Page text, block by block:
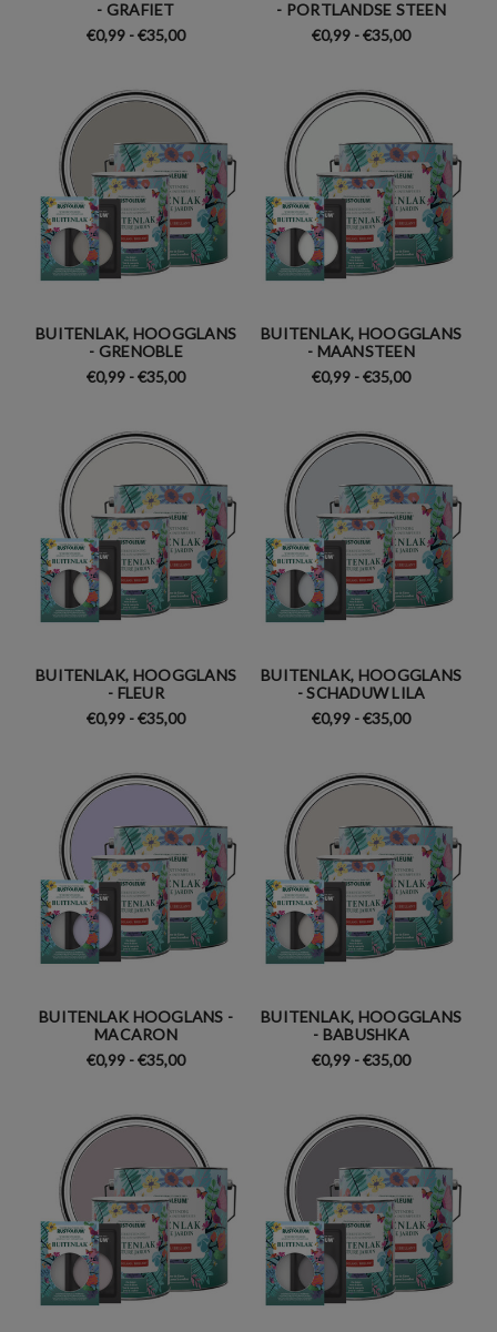
- GRAFIET
€0,99 - €35,00
- PORTLANDSE STEEN
€0,99 - €35,00
BUITENLAK, HOOGGLANS
- GRENOBLE
€0,99 - €35,00
BUITENLAK, HOOGGLANS
- MAANSTEEN
€0,99 - €35,00
BUITENLAK, HOOGGLANS
- FLEUR
€0,99 - €35,00
BUITENLAK, HOOGGLANS
- SCHADUW LILA
€0,99 - €35,00
BUITENLAK HOOGLANS -
MACARON
€0,99 - €35,00
BUITENLAK, HOOGGLANS
- BABUSHKA
€0,99 - €35,00